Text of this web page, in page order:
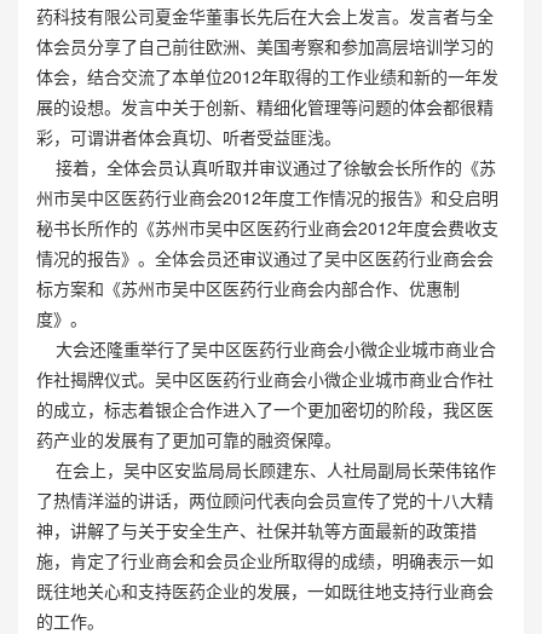
药科技有限公司夏金华董事长先后在大会上发言。发言者与全
体会员分享了自己前往欧洲、美国考察和参加高层培训学习的
体会，结合交流了本单位2012年取得的工作业绩和新的一年发
展的设想。发言中关于创新、精细化管理等问题的体会都很精
彩，可谓讲者体会真切、听者受益匪浅。
接着，全体会员认真听取并审议通过了徐敏会长所作的《苏
州市吴中区医药行业商会2012年度工作情况的报告》和殳启明
秘书长所作的《苏州市吴中区医药行业商会2012年度会费收支
情况的报告》。全体会员还审议通过了吴中区医药行业商会会
标方案和《苏州市吴中区医药行业商会内部合作、优惠制
度》。
大会还隆重举行了吴中区医药行业商会小微企业城市商业合
作社揭牌仪式。吴中区医药行业商会小微企业城市商业合作社
的成立，标志着银企合作进入了一个更加密切的阶段，我区医
药产业的发展有了更加可靠的融资保障。
在会上，吴中区安监局局长顾建东、人社局副局长荣伟铭作
了热情洋溢的讲话，两位顾问代表向会员宣传了党的十八大精
神，讲解了与关于安全生产、社保并轨等方面最新的政策措
施，肯定了行业商会和会员企业所取得的成绩，明确表示一如
既往地关心和支持医药企业的发展，一如既往地支持行业商会
的工作。